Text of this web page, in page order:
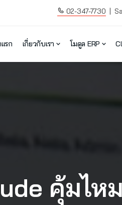
02-347-7730 |
รก เกี่ยวกับเรา โมดูล ERP
คุ้มไห